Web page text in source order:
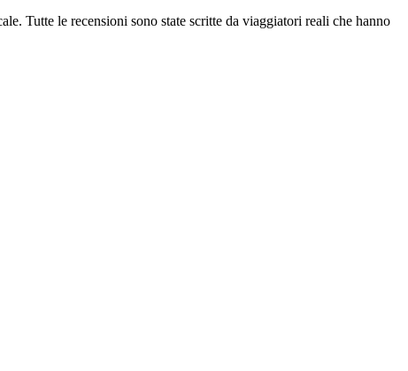
Tutte le recensioni sono state scritte da viaggiatori reali che hanno